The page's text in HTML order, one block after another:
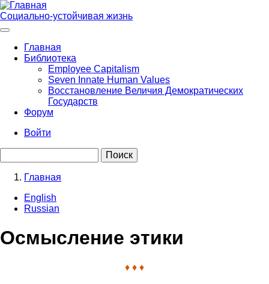
Перейти
к
основному
Социально-устойчивая жизнь
Main
navigation
Главная
Библиотека
Employee Capitalism
Seven Innate Human Values
Восстановление Величия Демократических
Государств
Форум
menu
Войти
Строка
навигации
Главная
English
Russian
Осмысление этики
♦ ♦ ♦